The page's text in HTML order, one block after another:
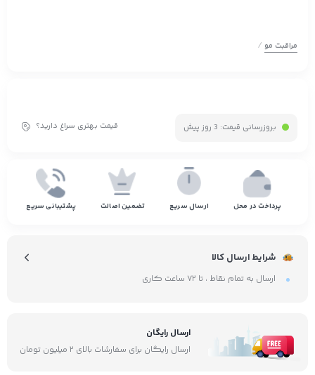
مراقبت مو /
بروزرسانی قیمت: 3 روز پیش قیمت بهتری سراغ دارید؟
پرداخت در محل ارسال سریع تضمین اصالت پشتیبانی سریع
شرایط ارسال کالا
ارسال به تمام نقاط ، تا ۷۲ ساعت کاری
ارسال رایگان
ارسال رایگان برای سفارشات بالای ۲ میلیون تومان